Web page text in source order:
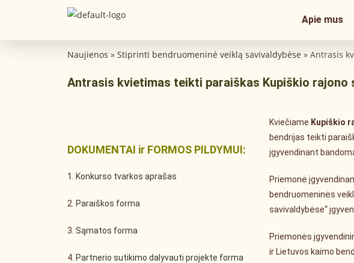
Apie mus
Naujienos » Stiprinti bendruomeninė veiklą savivaldybėse » Antrasis
Antrasis kvietimas teikti paraiškas Kupiškio rajono
DOKUMENTAI ir FORMOS PILDYMUI:
1. Konkurso tvarkos aprašas
2. Paraiškos forma
3. Sąmatos forma
4. Partnerio sutikimo dalyvauti projekte forma
Kviečiame Kupiškio
bendrijas teikti
įgyvendinant
Priemonė
bendruomeninės
savivaldybėse“
Priemonės
ir Lietuvos kaimo